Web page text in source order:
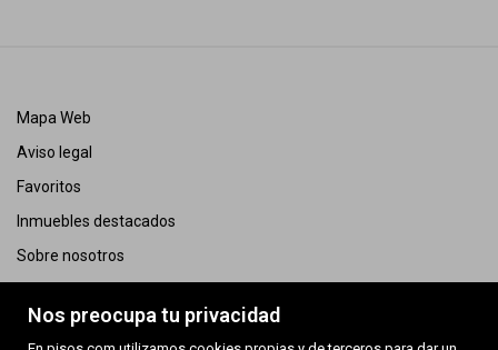
Nos preocupa tu privacidad
Mapa Web
Aviso legal
Favoritos
Inmuebles destacados
Sobre nosotros
AICAT 12544